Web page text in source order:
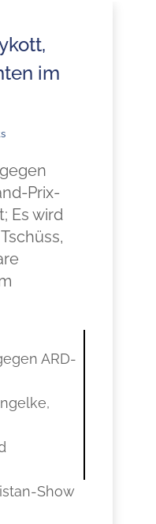
im
Prix-
Es wird
ARD-
Show